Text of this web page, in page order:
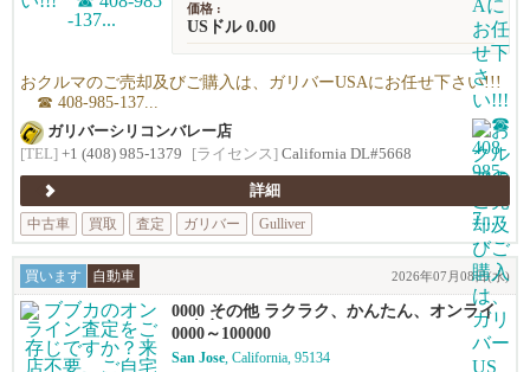
価格 :
USドル 0.00
おクルマのご売却及びご購入は、ガリバーUSAにお任せ下さい!!!
☎ 408-985-137...
ガリバーシリコンバレー店
[TEL] +1 (408) 985-1379 [ライセンス] California DL#5668
詳細
中古車
買取 査定 ガリバー Gulliver
買います 自動車 2026年07月08日(水)
0000 その他 ラクラク、かんたん、オンライ
ン査定！
0000～100000
San Jose, California, 95134